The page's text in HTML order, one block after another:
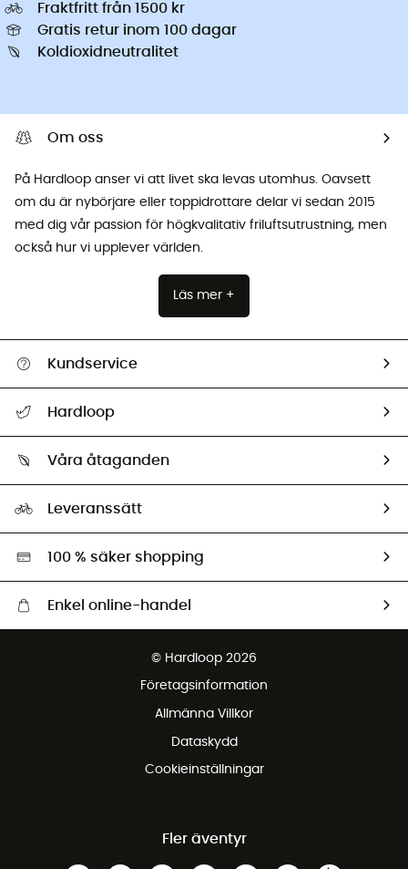
Fraktfritt från 1500 kr
Gratis retur inom 100 dagar
Koldioxidneutralitet
Om oss
På Hardloop anser vi att livet ska levas utomhus. Oavsett
om du är nybörjare eller toppidrottare delar vi sedan 2015
med dig vår passion för högkvalitativ friluftsutrustning, men
också hur vi upplever världen.
Läs mer +
Kundservice
Retur & återbetalning
Hardloop
Ambassadörer
Våra åtaganden
Miljöanpassat urval
Leveranssätt
100 % säker shopping
Enkel online-handel
Gratis retur inom 100 dagar
© Hardloop 2026
Företagsinformation
Allmänna Villkor
Dataskydd
Cookieinställningar
Fler äventyr